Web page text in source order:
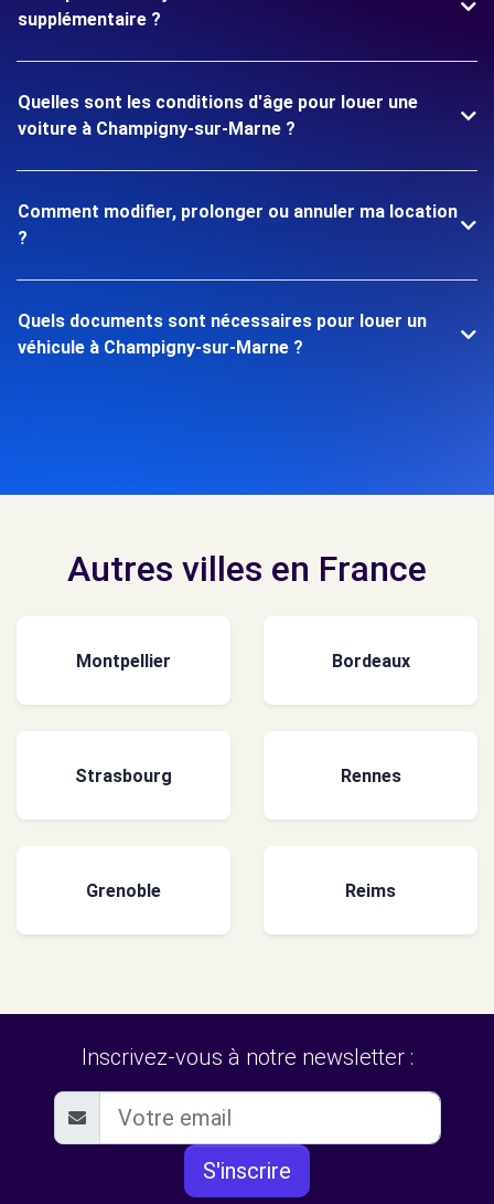
supplémentaire ?
Quelles sont les conditions d'âge pour louer une
voiture à Champigny-sur-Marne ?
Comment modifier, prolonger ou annuler ma location
?
Quels documents sont nécessaires pour louer un
véhicule à Champigny-sur-Marne ?
Autres villes en France
Montpellier Bordeaux
Strasbourg Rennes
Grenoble Reims
Inscrivez-vous à notre newsletter :
S'inscrire